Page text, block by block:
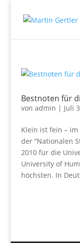
Bestnoten für
von admin | Juli
Klein ist fein –
der “Nationalen
2010 für die
University of
höchsten. In